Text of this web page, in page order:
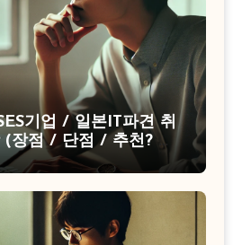
기업 / 일본IT파견 취
(장점 / 단점 / 추천? 비